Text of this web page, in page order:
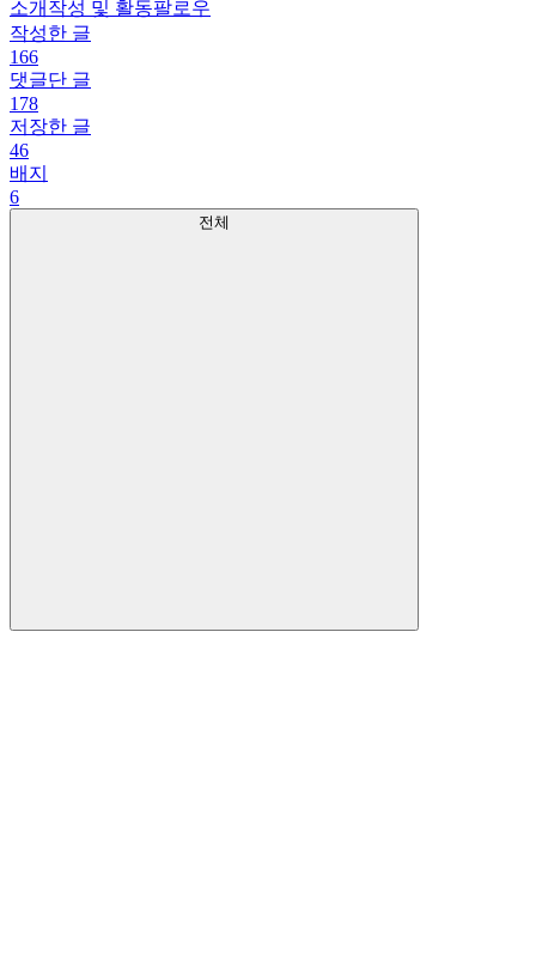
소개 작성 및 활동팔로우
작성한 글
166
댓글단 글
178
저장한 글
46
배지
6
전체